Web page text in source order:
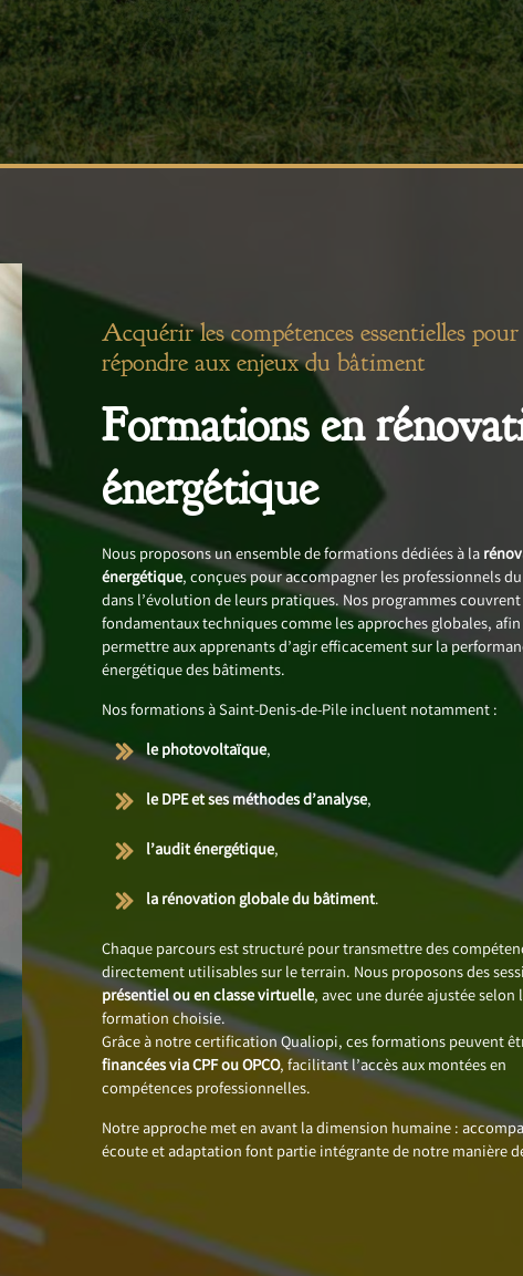
Acquérir les compétences essentielles pour
répondre aux enjeux du bâtiment
Formations en
énergétique
Nous proposons un ensemble de formations dédiées à la
énergétique, conçues pour accompagner les professionnels
dans l’évolution de leurs pratiques. Nos programmes
fondamentaux techniques comme les approches globales,
permettre aux apprenants d’agir efficacement sur la
énergétique des bâtiments.
Nos formations à Saint-Denis-de-Pile incluent notamment :
le photovoltaïque,
le DPE et ses méthodes d’analyse,
l’audit énergétique,
la rénovation globale du bâtiment.
Chaque parcours est structuré pour transmettre des
directement utilisables sur le terrain. Nous proposons des
présentiel ou en classe virtuelle, avec une durée ajustée selon
formation choisie.
Grâce à notre certification Qualiopi, ces formations peuvent
financées via CPF ou OPCO, facilitant l’accès aux montées en
compétences professionnelles.
Notre approche met en avant la dimension humaine :
écoute et adaptation font partie intégrante de notre manière